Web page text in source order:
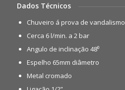
Dados Técnicos
Chuveiro á prova de vandalismo
Cerca 6 l/min. a 2 bar
Angulo de inclinação 48⁰
Espelho 65mm diâmetro
Metal cromado